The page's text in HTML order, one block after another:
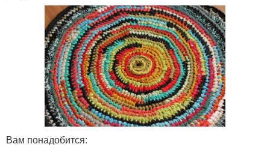
Вам понадобится: